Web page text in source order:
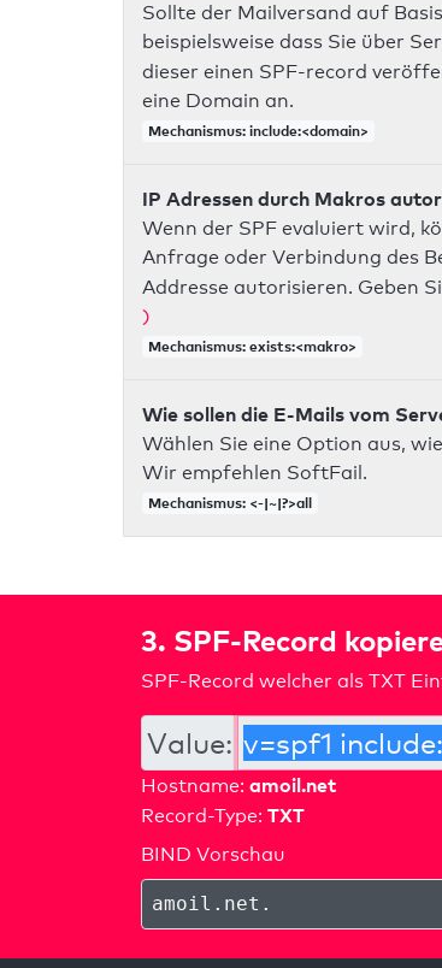
Sollte der Mailversand auf
beispielsweise dass Sie über
dieser einen SPF-record
eine Domain an.
Mechanismus: include:<domain>
IP Adressen durch Makros
Wenn der SPF evaluiert wird,
Anfrage oder Verbindung des
Addresse autorisieren. Geben
)
Mechanismus: exists:<makro>
Wie sollen die E-Mails vom
Wählen Sie eine Option aus,
Wir empfehlen SoftFail.
Mechanismus: <-|~|?>all
3. SPF-Record
SPF-Record welcher als TXT
Value:
Hostname: amoil.net
Record-Type: TXT
BIND Vorschau
amoil.net .